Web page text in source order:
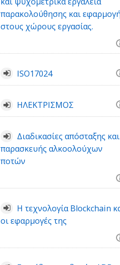
παρακολούθησης και
στους χώρους εργασίας.
ISO17024
ΗΛΕΚΤΡΙΣΜΟΣ
Διαδικασίες απόσταξης και
παρασκευής αλκοολούχων
ποτών
Η τεχνολογία Blockchain
οι εφαρμογές της